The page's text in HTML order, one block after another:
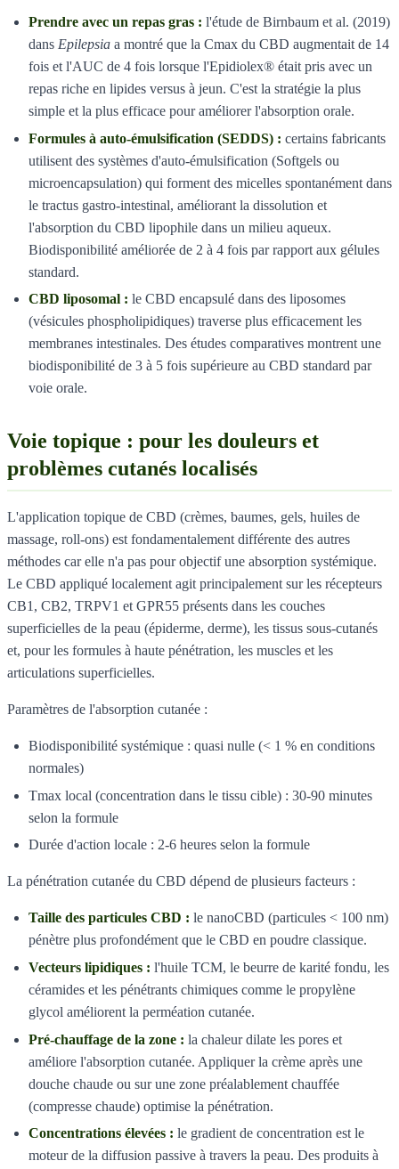
Prendre avec un repas gras : l'étude de Birnbaum et al. (2019)
dans Epilepsia a montré que la Cmax du CBD augmentait de 14
fois et l'AUC de 4 fois lorsque l'Epidiolex® était pris avec un
repas riche en lipides versus à jeun. C'est la stratégie la plus
simple et la plus efficace pour améliorer l'absorption orale.
Formules à auto-émulsification (SEDDS) : certains fabricants
utilisent des systèmes d'auto-émulsification (Softgels ou
microencapsulation) qui forment des micelles spontanément dans
le tractus gastro-intestinal, améliorant la dissolution et
l'absorption du CBD lipophile dans un milieu aqueux.
Biodisponibilité améliorée de 2 à 4 fois par rapport aux gélules
standard.
CBD liposomal : le CBD encapsulé dans des liposomes
(vésicules phospholipidiques) traverse plus efficacement les
membranes intestinales. Des études comparatives montrent une
biodisponibilité de 3 à 5 fois supérieure au CBD standard par
voie orale.
Voie topique : pour les douleurs et
problèmes cutanés localisés
L'application topique de CBD (crèmes, baumes, gels, huiles de
massage, roll-ons) est fondamentalement différente des autres
méthodes car elle n'a pas pour objectif une absorption systémique.
Le CBD appliqué localement agit principalement sur les récepteurs
CB1, CB2, TRPV1 et GPR55 présents dans les couches
superficielles de la peau (épiderme, derme), les tissus sous-cutanés
et, pour les formules à haute pénétration, les muscles et les
articulations superficielles.
Paramètres de l'absorption cutanée :
Biodisponibilité systémique : quasi nulle (< 1 % en conditions
normales)
Tmax local (concentration dans le tissu cible) : 30-90 minutes
selon la formule
Durée d'action locale : 2-6 heures selon la formule
La pénétration cutanée du CBD dépend de plusieurs facteurs :
Taille des particules CBD : le nanoCBD (particules < 100 nm)
pénètre plus profondément que le CBD en poudre classique.
Vecteurs lipidiques : l'huile TCM, le beurre de karité fondu, les
céramides et les pénétrants chimiques comme le propylène
glycol améliorent la perméation cutanée.
Pré-chauffage de la zone : la chaleur dilate les pores et
améliore l'absorption cutanée. Appliquer la crème après une
douche chaude ou sur une zone préalablement chauffée
(compresse chaude) optimise la pénétration.
Concentrations élevées : le gradient de concentration est le
moteur de la diffusion passive à travers la peau. Des produits à